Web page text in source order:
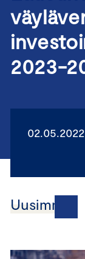
2023-
02.05.2022
Uusimmat